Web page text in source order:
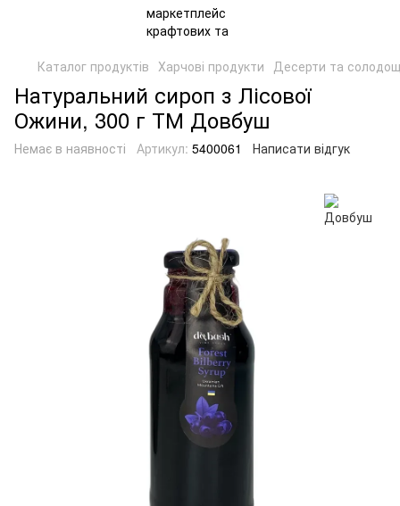
Каталог продуктів Харчові продукти Десерти та
Натуральний сироп з Лісової
Ожини, 300 г ТМ Довбуш
Немає в наявності Артикул: 5400061 Написати відгук